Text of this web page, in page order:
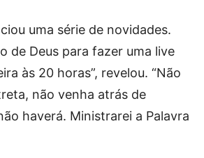
uma série de novidades.
de Deus para fazer uma live
às 20 horas”, revelou. “Não
não venha atrás de
haverá. Ministrarei a Palavra